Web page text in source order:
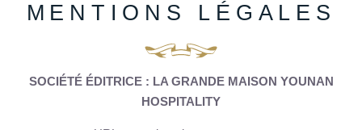
MENTIONS LÉGALES
SOCIÉTÉ ÉDITRICE : LA GRANDE MAISON YOUNAN
HOSPITALITY